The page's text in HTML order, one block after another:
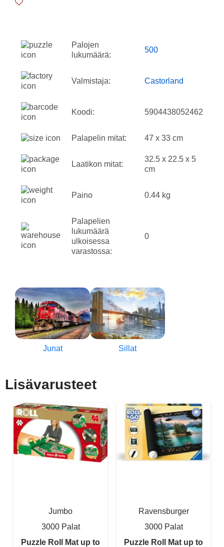
Palojen
lukumäärä:
500
Valmistaja: Castorland
Koodi: 5904438052462
Palapelin mitat: 47 x 33 cm
Laatikon mitat:
32.5 x 22.5 x 5
cm
Paino 0.44 kg
Palapelien
lukumäärä
ulkoisessa
varastossa:
0
Junat Sillat
Lisävarusteet
Jumbo
3000 Palat
Puzzle Roll Mat up to
Ravensburger
3000 Palat
Puzzle Roll Mat up to